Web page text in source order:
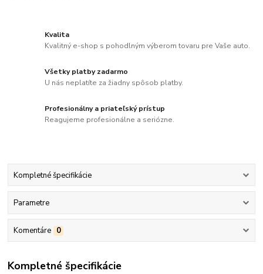
Kvalita
Kvalitný e-shop s pohodlným výberom tovaru pre Vaše auto.
Všetky platby zadarmo
U nás neplatíte za žiadny spôsob platby.
Profesionálny a priateľský prístup
Reagujeme profesionálne a seriózne.
Kompletné špecifikácie
Parametre
Komentáre 0
Kompletné špecifikácie